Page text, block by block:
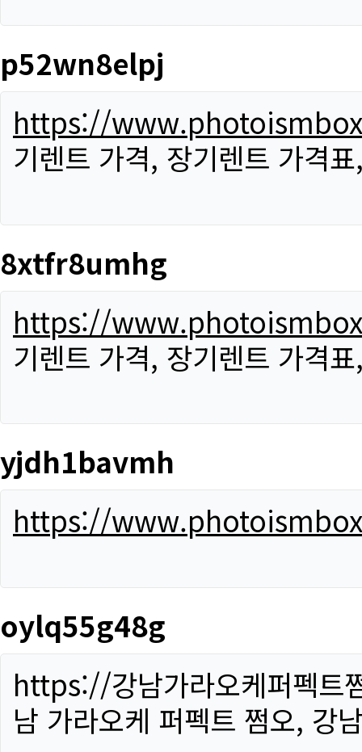
p52wn8elpj
https://
기렌트 가격, 장기렌트 가격
8xtfr8umhg
https://
기렌트 가격, 장기렌트 가격
yjdh1bavmh
https://
oylq55g48g
https://강남가라오케퍼펙트
남 가라오케 퍼펙트 쩜오, 강